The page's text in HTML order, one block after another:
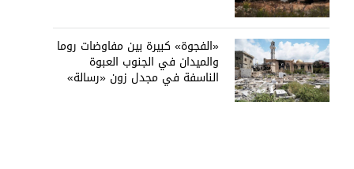
«الفجوة» كبيرة بين مفاوضات روما
والميدان في الجنوب العبوة
الناسفة في مجدل زون «رسالة»